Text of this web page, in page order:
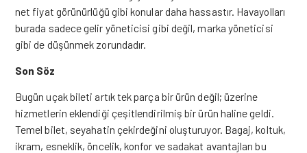
net fiyat görünürlüğü gibi konular daha hassastır. Havayolları
burada sadece gelir yöneticisi gibi değil, marka yöneticisi
gibi de düşünmek zorundadır.
Son Söz
Bugün uçak bileti artık tek parça bir ürün değil; üzerine
hizmetlerin eklendiği çeşitlendirilmiş bir ürün haline geldi.
Temel bilet, seyahatin çekirdeğini oluşturuyor. Bagaj, koltuk,
ikram, esneklik, öncelik, konfor ve sadakat avantajları bu